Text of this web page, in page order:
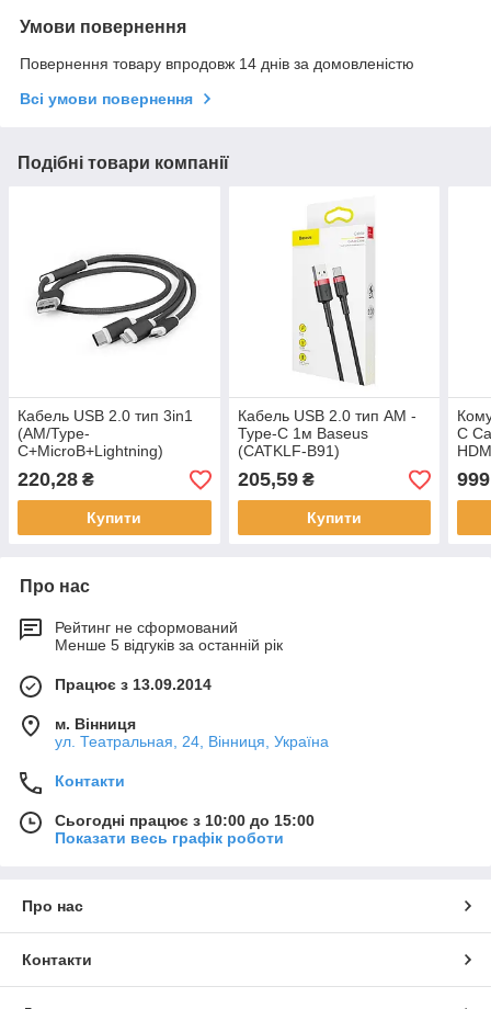
Умови повернення
Повернення товару впродовж 14 днів за домовленістю
Всі умови повернення
Подібні товари компанії
Кабель USB 2.0 тип 3in1
(AM/Type-
C+MicroB+Lightning)
Cablexpert (CC-USB2-
AM31-1M-G)
220,28 ₴
Купити
Кабель USB 2.0 тип АM -
Type-C 1м Baseus
(CATKLF-B91)
205,59₴
Купити
C
999
Про нас
Рейтинг не сформований
Менше 5 відгуків за останній рік
Працює з 13.09.2014
м. Вінниця
ул. Театральная, 24, Вінниця, Україна
Контакти
Сьогодні працює з 10:00 до 15:00
Показати весь графік роботи
Про нас
Контакти